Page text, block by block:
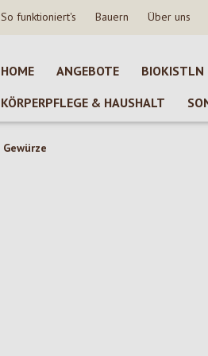
So funktioniert's Bauern Über uns
HOME ANGEBOTE BIOKISTLN
KÖRPERPFLEGE & HAUSHALT
Gewürze